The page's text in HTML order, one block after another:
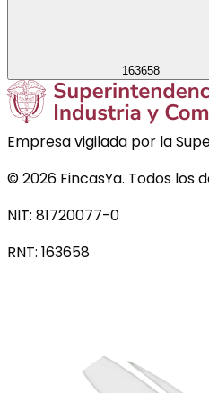
163658
Empresa vigilada por la
©2026 FincasYa. Todos los
NIT: 81720077-0
RNT: 163658